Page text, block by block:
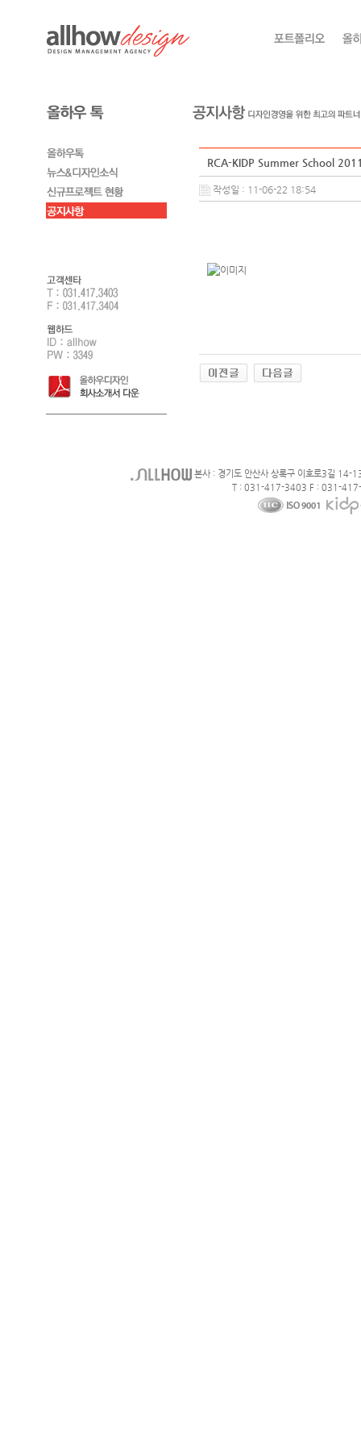
RCA-KIDP Summer School
작성일 : 11-06-22 18:54
본사 : 경기도 안산사 상록구 이호로3길 14-
T : 031-417-3403 F : 031-